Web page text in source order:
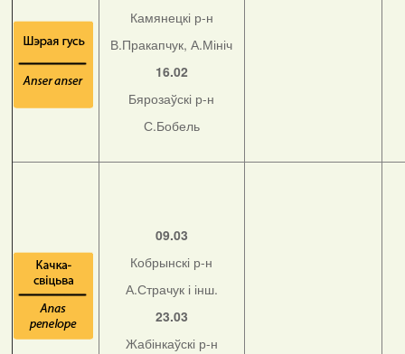
Камянецкі р-н
В.Пракапчук, А.Мініч
16.02
Бярозаўскі р-н
С.Бобель
09.03
Кобрынскі р-н
А.Страчук і інш.
23.03
Жабінкаўскі р-н